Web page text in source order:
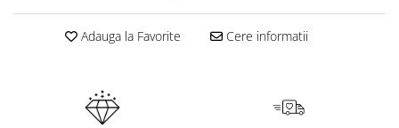
Adauga la Favorite Cere informatii